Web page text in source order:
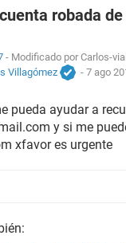
robada
- Modificado por Carlos-
Villagómez
- 7 ago
pueda ayudar a
y si me
xfavor es urgente